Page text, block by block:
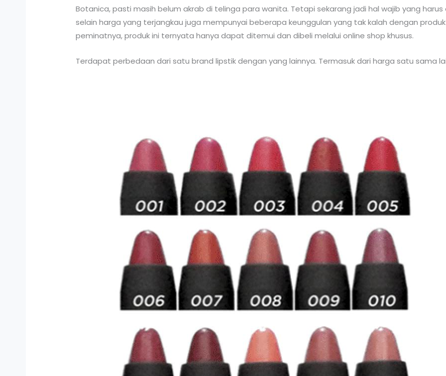
Botanica, pasti masih belum akrab di telinga para wanita. Tetapi sekarang jadi hal wajib yang
selain harga yang terjangkau juga mempunyai beberapa keunggulan yang tak kalah dengan
peminatnya, produk ini ternyata hanya dapat ditemui dan dibeli melalui online shop khusus.
Terdapat perbedaan dari satu brand lipstik dengan yang lainnya. Termasuk dari harga satu sama